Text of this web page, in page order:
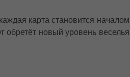
карта становится началом
обретёт новый уровень веселья